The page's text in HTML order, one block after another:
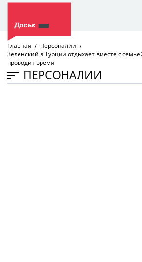
Главная
Персоналии
Зеленский в Турции отдыхает вместе с
проводит время
ПЕРСОНАЛИИ